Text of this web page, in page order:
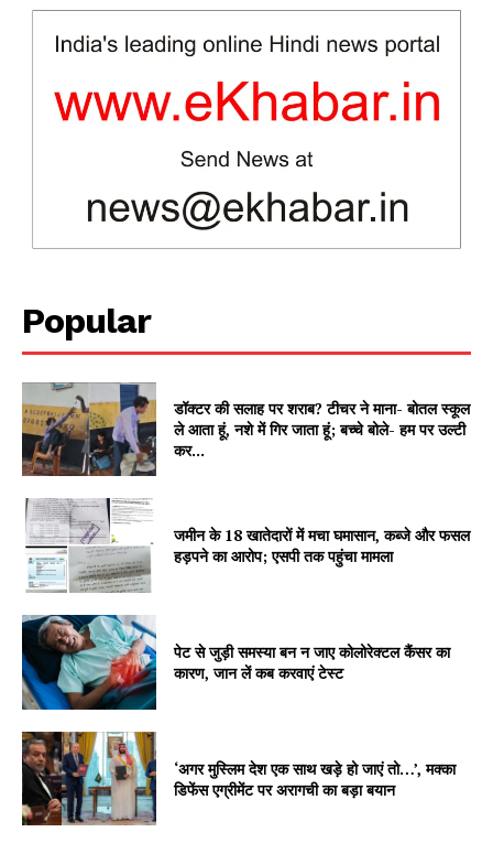
News Week
Magazine PRO
SUBSCRIBE NOW
Company
About
Contact us
Subscription Plans
My account
Popular
डॉक्टर की सलाह पर शराब? टीचर ने माना- बोतल स्कूल
ले आता हूं, नशे में गिर जाता हूं; बच्चे बोले- हम पर उल्टी
कर...
जमीन के 18 खातेदारों में मचा घमासान, कब्जे और फसल
हड़पने का आरोप; एसपी तक पहुंचा मामला
पेट से जुड़ी समस्या बन न जाए कोलोरेक्टल कैंसर का
कारण, जान लें कब करवाएं टेस्ट
‘अगर मुस्लिम देश एक साथ खड़े हो जाएं तो…’, मक्का
डिफेंस एग्रीमेंट पर अरागची का बड़ा बयान